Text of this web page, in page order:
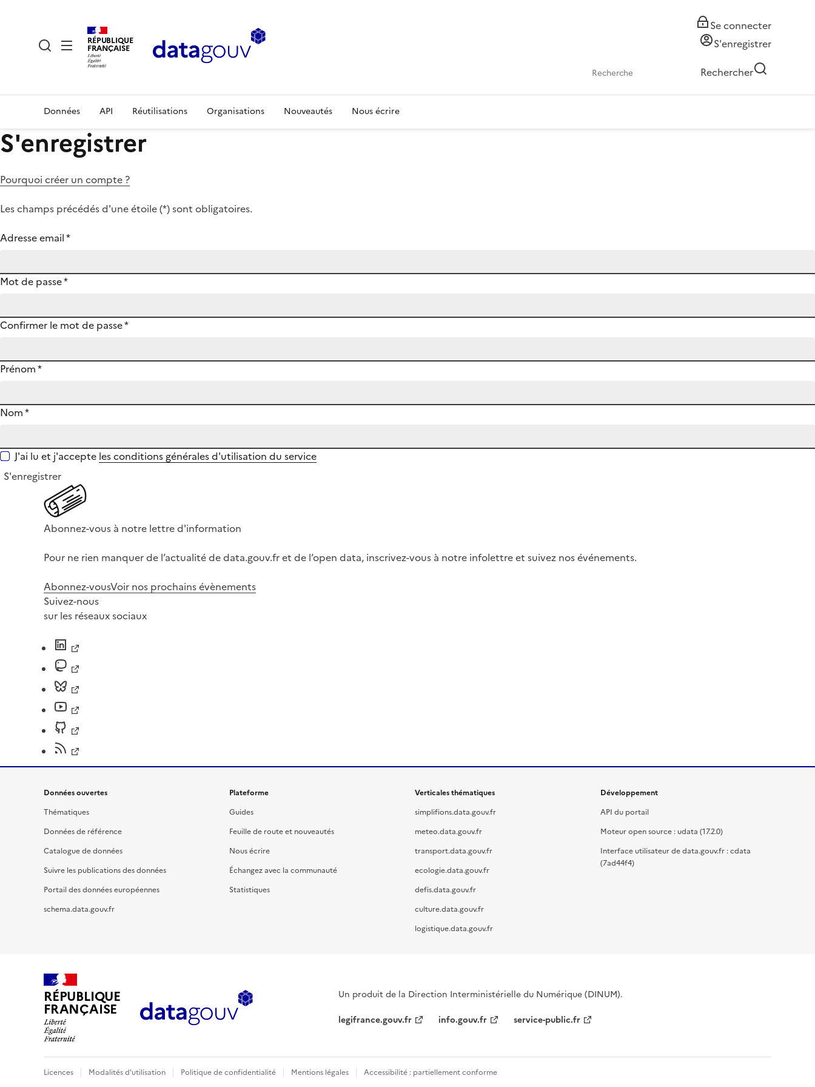
RÉPUBLIQUE
FRANÇAISE
Se connecter
S'enregistrer
Rechercher
Données API Réutilisations Organisations Nouveautés Nous écrire
S'enregistrer
Pourquoi créer un compte ?
Les champs précédés d'une étoile (*) sont obligatoires.
Adresse email*
Mot de passe*
Confirmer le mot de passe*
Prénom*
Nom*
J'ai lu et j'accepte les conditions générales d'utilisation du service
S'enregistrer
Abonnez-vous à notre lettre d'information
Pour ne rien manquer de l’actualité de data.gouv.fr et de l’open data, inscrivez-vous à notre infolettre et suivez nos événements.
Abonnez-vousVoir nos prochains évènements
Suivez-nous
sur les réseaux sociaux
Données ouvertes
Thématiques
Données de référence
Catalogue de données
Suivre les publications des données
Portail des données européennes
schema.data.gouv.fr
Plateforme
Guides
Feuille de route et nouveautés
Nous écrire
Échangez avec la communauté
Statistiques
Verticales thématiques
simplifions.data.gouv.fr
meteo.data.gouv.fr
transport.data.gouv.fr
ecologie.data.gouv.fr
defis.data.gouv.fr
culture.data.gouv.fr
logistique.data.gouv.fr
Développement
API du portail
Moteur open source : udata (17.2.0)
Interface utilisateur de data.gouv.fr : cdata
(7ad44f4)
RÉPUBLIQUE
FRANÇAISE
Un produit de la Direction Interministérielle du Numérique (DINUM).
legifrance.gouv.fr
info.gouv.fr service-public.fr
Licences Modalités d'utilisation Politique de confidentialité Mentions légales Accessibilité : partiellement conforme